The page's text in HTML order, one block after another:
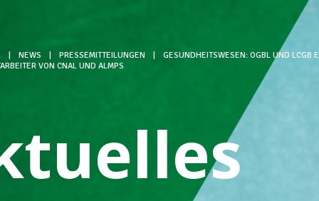
NEWS PRESSEMITTEILUNGEN
GESUNDHEITSWESEN: OGBL UND LCGB
VON CNAL UND ALMPS